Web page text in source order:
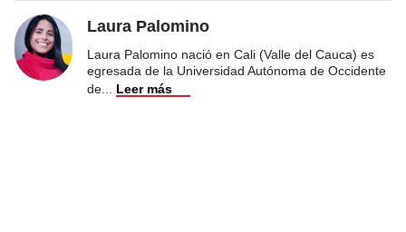
Laura Palomino
Laura Palomino nació en Cali (Valle del Cauca) es
egresada de la Universidad Autónoma de Occidente
de
Leer más